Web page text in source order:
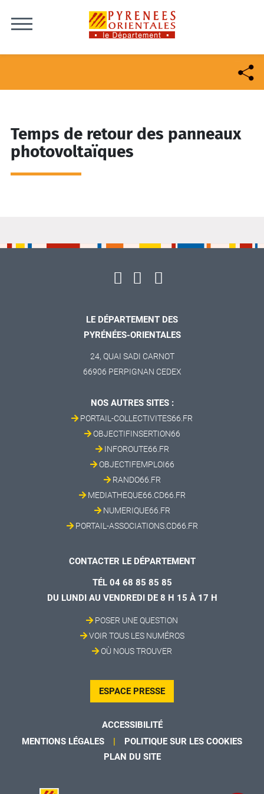
Temps de retour des panneaux
photovoltaïques
LE DÉPARTEMENT DES
PYRÉNÉES-ORIENTALES
24, QUAI SADI CARNOT
66906 PERPIGNAN CEDEX
NOS AUTRES SITES :
PORTAIL-COLLECTIVITES66.FR
OBJECTIFINSERTION66
INFOROUTE66.FR
OBJECTIFEMPLOI66
RANDO66.FR
MEDIATHEQUE66.CD66.FR
NUMERIQUE66.FR
PORTAIL-ASSOCIATIONS.CD66.FR
CONTACTER LE DÉPARTEMENT
TÉL 04 68 85 85 85
DU LUNDI AU VENDREDI DE 8 H 15 À 17 H
POSER UNE QUESTION
VOIR TOUS LES NUMÉROS
OÙ NOUS TROUVER
ESPACE PRESSE
ACCESSIBILITÉ
MENTIONS LÉGALES
POLITIQUE SUR LES COOKIES
PLAN DU SITE